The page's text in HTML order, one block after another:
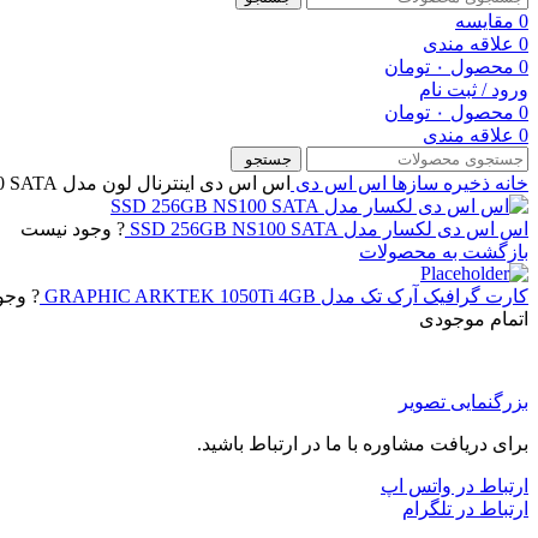
0 مقایسه
0 علاقه مندی
0 محصول ۰ تومان
ورود / ثبت نام
0 محصول ۰ تومان
0 علاقه مندی
جستجو
خانه ذخیره سازها اس اس دی اس اس دی اینترنال لون مدل SSD LEVEN 480GB J300 SATA
اس اس دی لکسار مدل SSD 256GB NS100 SATA
? وجود نیست
بازگشت به محصولات
کارت گرافیک آرک تک مدل GRAPHIC ARKTEK 1050Ti 4GB
?
اتمام موجودی
بزرگنمایی تصویر
برای دریافت مشاوره با ما در ارتباط باشید.
ارتباط در واتس اپ
ارتباط در تلگرام